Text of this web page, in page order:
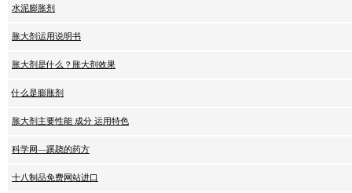
水泥膨胀剂
胀大剂运用说明书
胀大剂是什么？胀大剂效果
什么是膨胀剂
胀大剂主要性能 成分 运用特色
科学网—蹊跷的药方
十八制品免费网站进口